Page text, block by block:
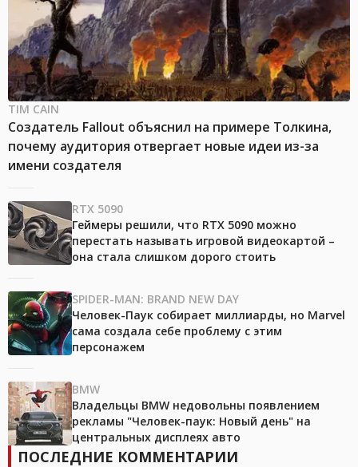
TIM CAIN
Создатель Fallout объяснил на примере Толкина,
почему аудитория отвергает новые идеи из-за
имени создателя
RTX 5090
Геймеры решили, что RTX 5090 можно
перестать называть игровой видеокартой –
она стала слишком дорого стоить
SPIDER-MAN: BRAND NEW DAY
Человек-Паук собирает миллиарды, но Marvel
сама создала себе проблему с этим
персонажем
BMW
Владельцы BMW недовольны появлением
рекламы "Человек-паук: Новый день" на
центральных дисплеях авто
ПОСЛЕДНИЕ КОММЕНТАРИИ